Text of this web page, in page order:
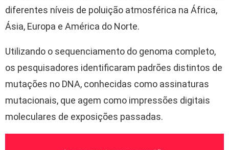
diferentes níveis de poluição atmosférica na África,
Ásia, Europa e América do Norte.
Utilizando o sequenciamento do genoma completo,
os pesquisadores identificaram padrões distintos de
mutações no DNA, conhecidas como assinaturas
mutacionais, que agem como impressões digitais
moleculares de exposições passadas.